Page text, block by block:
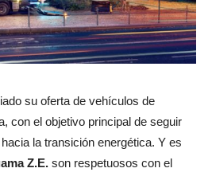
su oferta de vehículos de
con el objetivo principal de seguir
la transición energética. Y es
Z.E. son respetuosos con el